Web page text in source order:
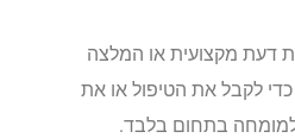
מקצועית או המלצה
לקבל את הטיפול או את
בתחום בלבד.